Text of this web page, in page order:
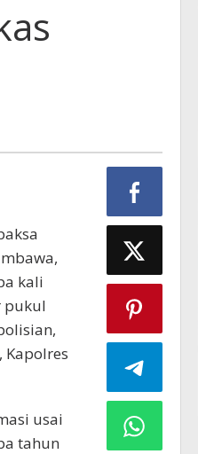
kali
pukul
Kapolres
usai
tahun